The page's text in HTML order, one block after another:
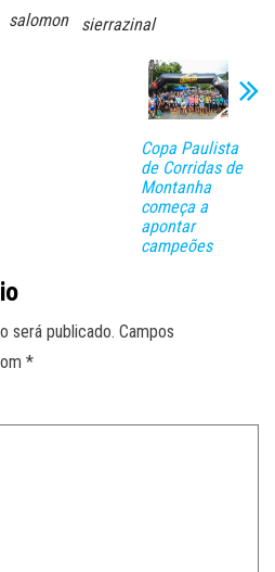
salomon sierrazinal
Copa Paulista
de Corridas de
Montanha
começa a
apontar
campeões
será publicado. Campos
*